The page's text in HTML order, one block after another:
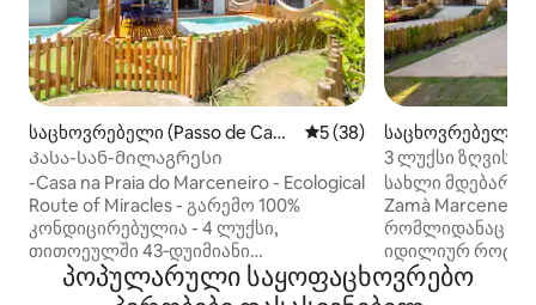
საცხოვრებელი (Passo de Cam
aragibe)
საშუალო შეფასებაა
5 (38)
Კასა-სან-მილაგრესი
-Casa na Praia do Marceneiro - Ecological
Route of Miracles - გარემო 100%
კონდიცირებულია - 4 ლუქსი,
თითოეულში 43‑დუიმიანი
ტელევიზორით ზღვის სანაპიროდან
150 მეტრში - ფოლკი Wi-Fi
საცხოვრებელი
agibe)
3 ლუქსი ზღვის
Marceneiro-ზე,
სახლი
Zamà
რომლიდანაც
იდილიურ
ზღვის
სახლში არის 3
პოპულარული საყოფაცხოვრებო